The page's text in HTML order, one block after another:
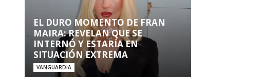
EL DURO MOMENTO DE FRAN
MAIRA: REVELAN QUE SE
INTERNÓ Y ESTARÍA EN
SITUACIÓN EXTREMA
VANGUARDIA